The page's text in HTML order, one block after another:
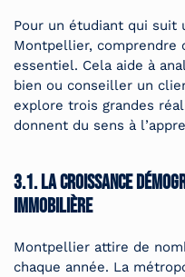
Pour un étudiant qui suit
Montpellier, comprendre
essentiel. Cela aide à
bien ou conseiller un
explore trois grandes
donnent du sens à
3.1. La croissance
immobilière
Montpellier attire de
chaque année. La